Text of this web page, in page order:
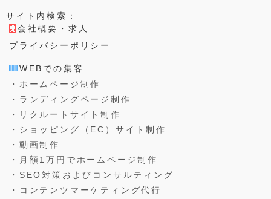
サイト内検索：
会社概要・求人
プライバシーポリシー
WEBでの集客
・ホームページ制作
・ランディングページ制作
・リクルートサイト制作
・ショッピング（EC）サイト制作
・動画制作
・月額1万円でホームページ制作
・SEO対策およびコンサルティング
・コンテンツマーケティング代行